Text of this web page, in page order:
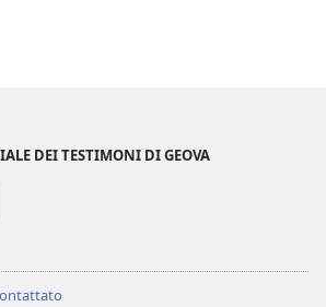
DEI TESTIMONI DI GEOVA